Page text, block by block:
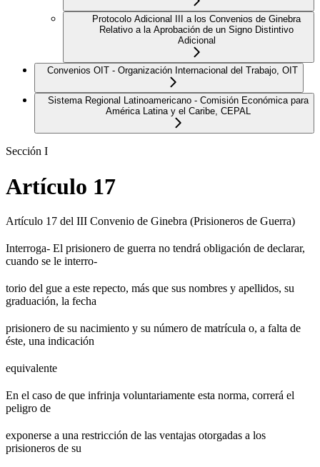
Protocolo Adicional III a los Convenios de Ginebra
Relativo a la Aprobación de un Signo Distintivo
Adicional
Convenios OIT - Organización Internacional del Trabajo, OIT
Sistema Regional Latinoamericano - Comisión Económica para
América Latina y el Caribe, CEPAL
Sección I
Artículo 17
Artículo 17 del III Convenio de Ginebra (Prisioneros de Guerra)
Interroga- El prisionero de guerra no tendrá obligación de declarar,
cuando se le interro-
torio del gue a este repecto, más que sus nombres y apellidos, su
graduación, la fecha
prisionero de su nacimiento y su número de matrícula o, a falta de
éste, una indicación
equivalente
En el caso de que infrinja voluntariamente esta norma, correrá el
peligro de
exponerse a una restricción de las ventajas otorgadas a los
prisioneros de su